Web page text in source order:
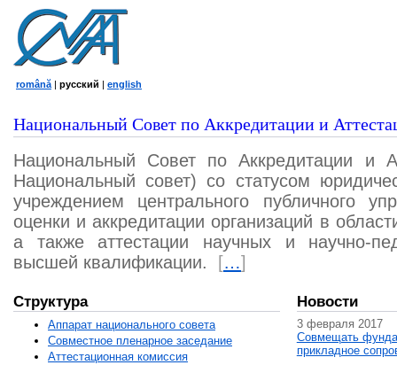
română | русский | english
Национальный Совет по Аккредитации и
Национальный Совет по Аккредитации и
Национальный совет) со статусом
учреждением центрального публичного
оценки и аккредитации организаций в
а также аттестации научных и научно-
высшей квалификации.
[…]
Структура
Аппарат национального совета
Совместное пленарное заседание
Аттестационная комисcия
Новости
3 февраля 2017
Совмещать
прикладное